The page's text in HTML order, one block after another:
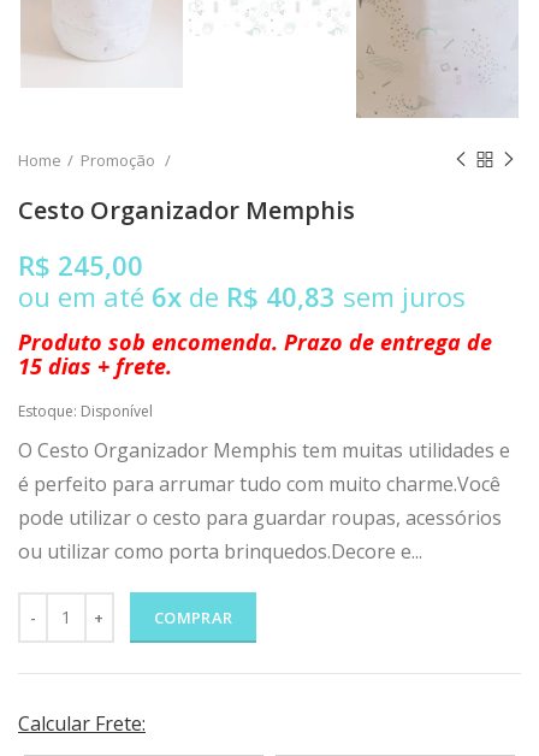
Home Promoção
Cesto Organizador Memphis
R$ 245,00
ou em até 6x de R$ 40,83 sem juros
Produto sob encomenda. Prazo de entrega de
15 dias + frete.
Estoque: Disponível
O Cesto Organizador Memphis tem muitas utilidades e
é perfeito para arrumar tudo com muito charme.Você
pode utilizar o cesto para guardar roupas, acessórios
ou utilizar como porta brinquedos.Decore e...
COMPRAR
Calcular Frete: